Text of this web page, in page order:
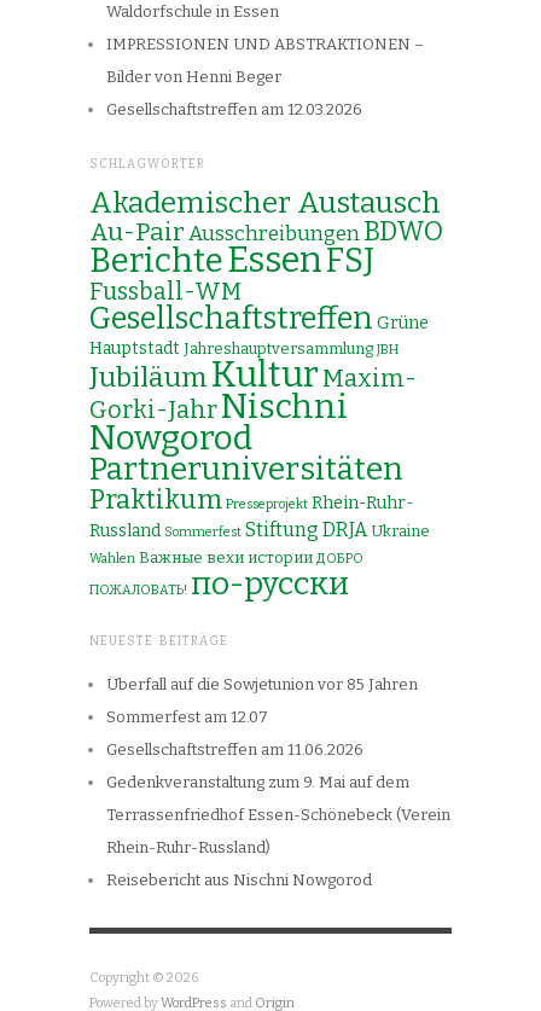
Waldorfschule in Essen
IMPRESSIONEN UND ABSTRAKTIONEN –
Bilder von Henni Beger
Gesellschaftstreffen am 12.03.2026
SCHLAGWÖRTER
Akademischer Austausch
Au-PairAusschreibungenBDWO
BerichteEssenFSJ
Fussball-WM
Gesellschaftstreffen Grüne
Hauptstadt Jahreshauptversammlung JBH
JubiläumKultur Maxim-
Gorki-JahrNischni
Nowgorod
Partneruniversitäten
Praktikum Presseprojekt Rhein-Ruhr-
Russland Sommerfest Stiftung DRJA Ukraine
Wahlen Важные вехи истории ДОБРО
ПОЖАЛОВАТЬ! по-русски
NEUESTE BEITRÄGE
Überfall auf die Sowjetunion vor 85 Jahren
Sommerfest am 12.07
Gesellschaftstreffen am 11.06.2026
Gedenkveranstaltung zum 9. Mai auf dem
Terrassenfriedhof Essen-Schönebeck (Verein
Rhein-Ruhr-Russland)
Reisebericht aus Nischni Nowgorod
Copyright © 2026
Powered byWordPress and Origin